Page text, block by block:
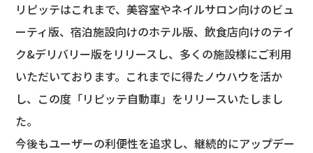
リピッテはこれまで、美容室やネイルサロン向けのビュ
ーティ版、宿泊施設向けのホテル版、飲食店向けのテイ
ク&デリバリー版をリリースし、多くの施設様にご利用
いただいております。これまでに得たノウハウを活か
し、この度「リピッテ自動車」をリリースいたしまし
た。
今後もユーザーの利便性を追求し、継続的にアップデー